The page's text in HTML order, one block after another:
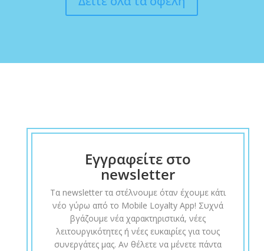
Εγγραφείτε στο
newsletter
Τα newsletter τα στέλνουμε όταν έχουμε κάτι
νέο γύρω από το Mobile Loyalty App! Συχνά
βγάζουμε νέα χαρακτηριστικά, νέες
λειτουργικότητες ή νέες ευκαιρίες για τους
συνεργάτες μας. Αν θέλετε να μένετε πάντα